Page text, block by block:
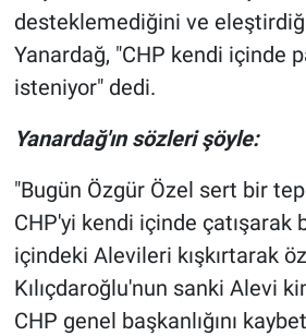
desteklemediğini ve
Yanardağ, "CHP kendi içinde
isteniyor" dedi.
Yanardağ'ın sözleri şöyle:
"Bugün Özgür Özel sert bir
CHP'yi kendi içinde çatışarak
içindeki Alevileri kışkırtarak
Kılıçdaroğlu'nun sanki Alevi
CHP genel başkanlığını
İlan
Kimdir
Koronavirüs
Kültür Sanat
Ne demişti
Nedir